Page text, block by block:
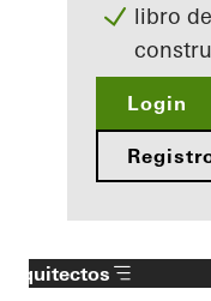
libro de
Login
Arquitectos